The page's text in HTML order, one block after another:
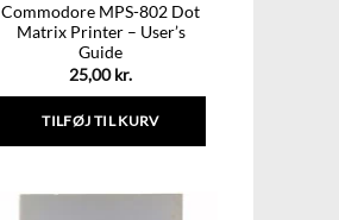
Commodore MPS-802 Dot
Matrix Printer – User’s
Guide
25,00kr.
TILFØJ TIL KURV